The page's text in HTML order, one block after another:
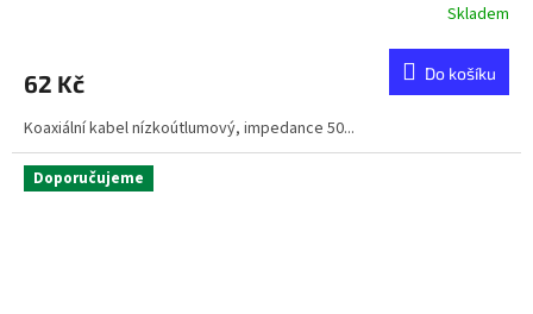
Skladem
62 Kč Do košíku
Koaxiální kabel nízkoútlumový, impedance 50...
Doporučujeme